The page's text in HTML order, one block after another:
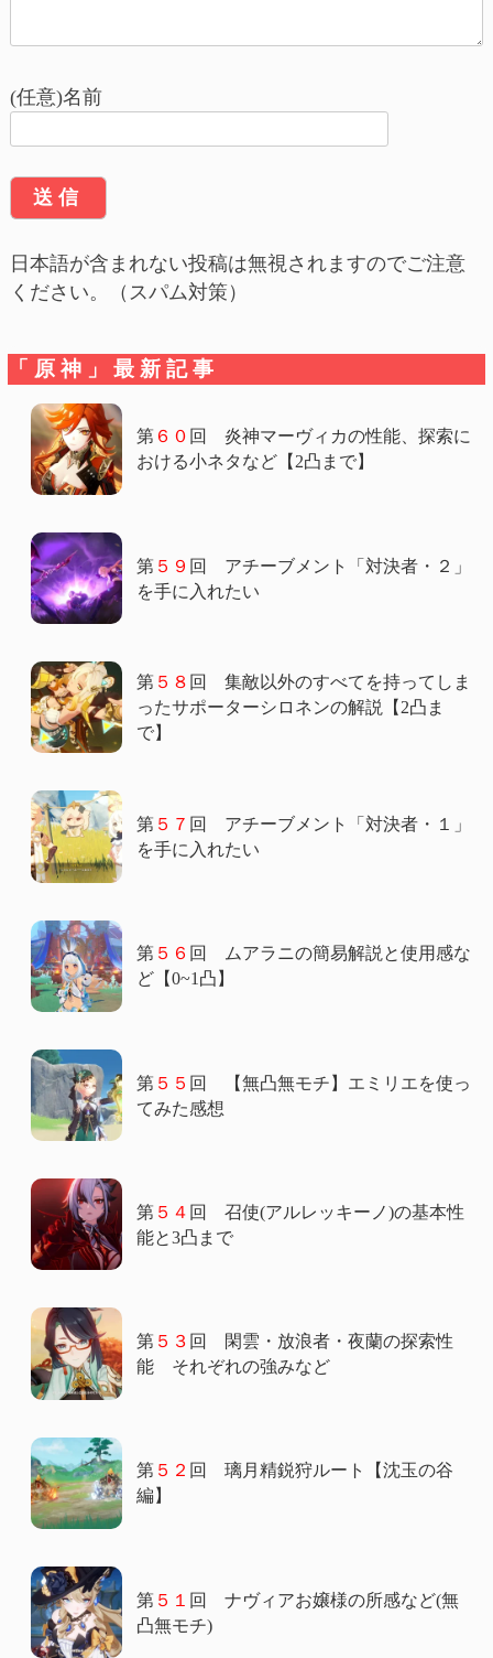
ン
(任意)名前
日本語が含まれない投稿は無視されますのでご注意
ください。（スパム対策）
「原神」最新記事
第６０ 回 炎神マーヴィカの性能、探索に
おける小ネタなど【2凸まで】
第５９ 回 アチーブメント「対決者・２」
を手に入れたい
第５８ 回 集敵以外のすべてを持ってしま
ったサポーターシロネンの解説【2凸ま
で】
第５７ 回 アチーブメント「対決者・１」
を手に入れたい
第５６ 回 ムアラニの簡易解説と使用感な
ど【0~1凸】
第５５ 回 【無凸無モチ】エミリエを使っ
てみた感想
第５４ 回 召使(アルレッキーノ)の基本性
能と3凸まで
第５３ 回 閑雲・放浪者・夜蘭の探索性
能 それぞれの強みなど
第５２ 回 璃月精鋭狩ルート【沈玉の谷
編】
第５１ 回 ナヴィアお嬢様の所感など(無
凸無モチ)